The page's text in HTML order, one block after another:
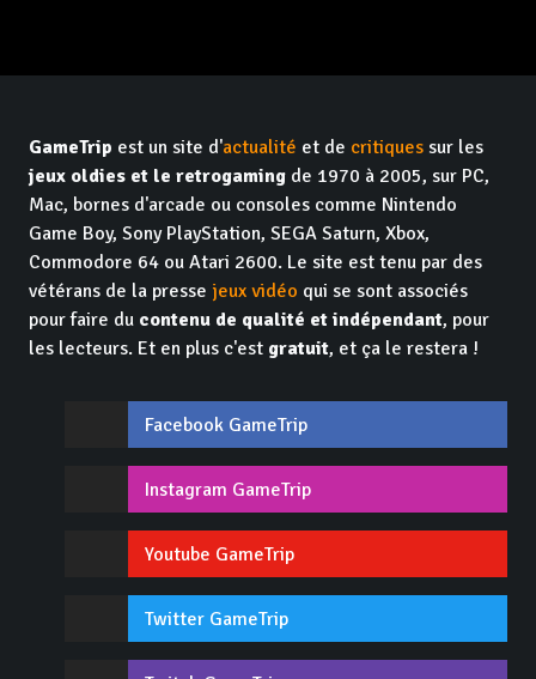
GameTrip est un site d'actualité et de critiques sur les
jeux oldies et le retrogaming de 1970 à 2005, sur PC,
Mac, bornes d'arcade ou consoles comme Nintendo
Game Boy, Sony PlayStation, SEGA Saturn, Xbox,
Commodore 64 ou Atari 2600. Le site est tenu par des
vétérans de la presse jeux vidéo qui se sont associés
pour faire du contenu de qualité et indépendant, pour
les lecteurs. Et en plus c'est gratuit, et ça le restera !
Facebook GameTrip
Instagram GameTrip
Youtube GameTrip
Twitter GameTrip